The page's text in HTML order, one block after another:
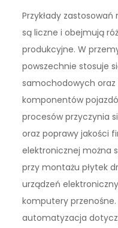
Przykłady
są liczne i obejmują
produkcyjne. W
powszechnie stosuje
samochodowych
komponentów
procesów przyczynia
oraz poprawy jakości
elektronicznej można
przy montażu płytek
urządzeń
komputery
automatyzacja